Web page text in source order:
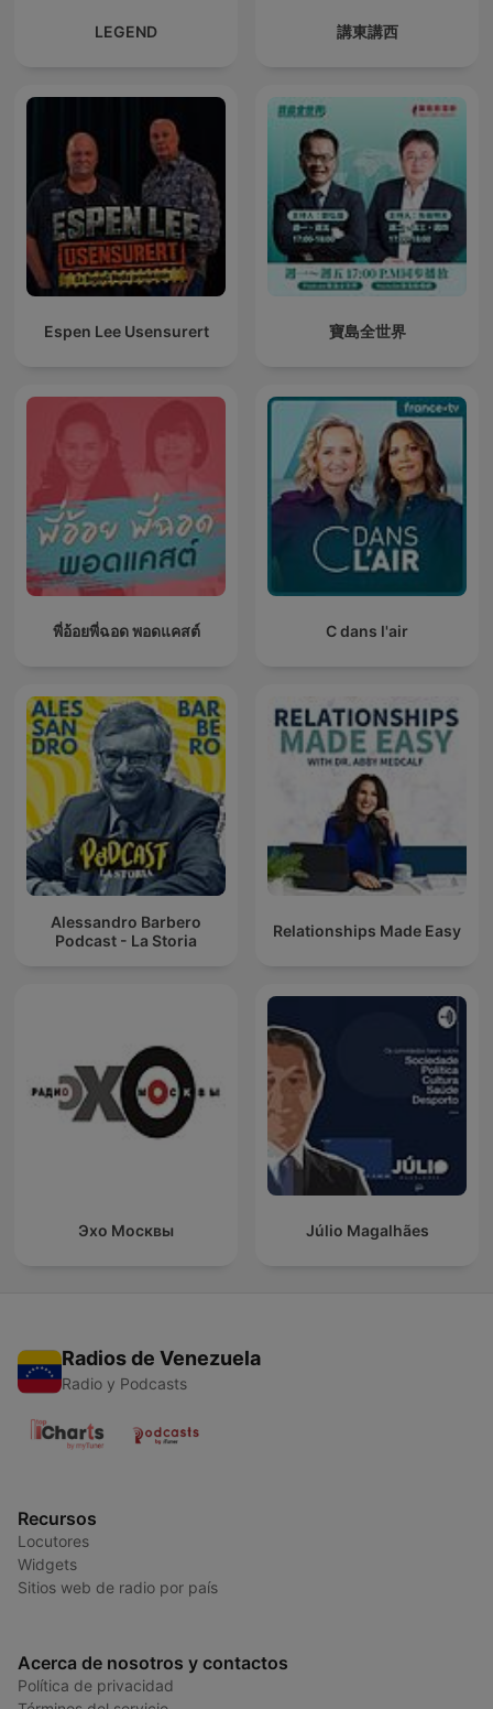
LEGEND 講東講西
Espen Lee Usensurert 寶島全世界
พี่อ้อยพี่ฉอด พอดแคสต์ C dans l'air
Alessandro Barbero
Podcast - La Storia
Relationships Made Easy
Эхо Москвы Júlio Magalhães
Radios de Venezuela
Radio y Podcasts
Recursos
Locutores
Widgets
Sitios web de radio por país
Acerca de nosotros y contactos
Política de privacidad